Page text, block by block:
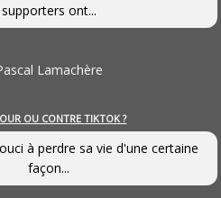
supporters ont...
Lamachère
OU CONTRE TIKTOK ?
à perdre sa vie d'une certaine
façon...